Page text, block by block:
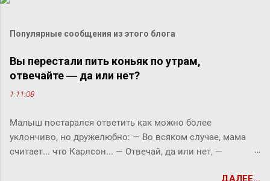
Популярные сообщения из этого блога
Вы перестали пить коньяк по утрам,
отвечайте ― да или нет?
1.11.08
Малыш постарался ответить как можно более
уклончиво, но дружелюбно: ― Во всяком случае, мама
считает... что Карлсон... ― Отвечай, да или нет, ―
ДАЛЕЕ...